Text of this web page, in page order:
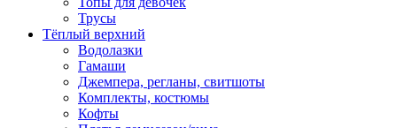
Трусы
Тёплый верхний
Водолазки
Гамаши
Джемпера, регланы, свитшоты
Комплекты, костюмы
Кофты